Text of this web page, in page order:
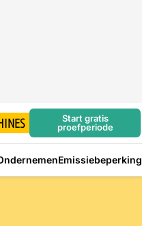
Start gratis
proefperiode
Emissiebeperking